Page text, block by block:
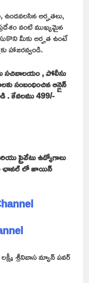
అర్హతలు,
వంటి ముఖ్యమైన
మీకు అర్హత ఉంటే
హాజరవ్వండి.
సచివాలయం , పోలీసు
సంబంధించిన ఆన్లైన్
కేవలము 499/-
ప్రైవేటు ఉద్యోగాలు
ఛానల్ లో జాయిన్
లక్ష్మీ శ్రీనివాస మ్యాన్ పవర్